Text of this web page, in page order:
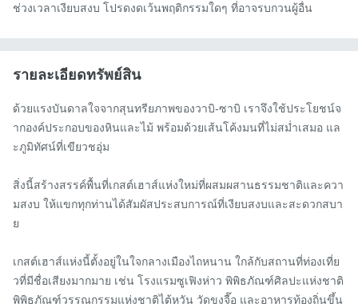
ช่วงเวลาเงียบสงบ โปรดงดเว้นพฤติกรรมใดๆ ที่อาจรบกวนผู้อื่น
รายละเอียดทรัพย์สิน
ด้วยแรงบันดาลใจจากสุนทรียภาพของวาบิ-ซาบิ เราจึงใช้ประโยชน์จ
ากองค์ประกอบของหินและไม้ พร้อมด้วยเส้นโค้งมนที่ไม่สม่ำเสมอ แล
ะภูมิทัศน์ที่เขียวชอุ่ม
สิ่งนี้สร้างสรรค์พื้นที่เกสต์เฮาส์แห่งใหม่ที่ผสมผสานธรรมชาติและควา
มสงบ ให้แขกทุกท่านได้สัมผัสประสบการณ์ที่เงียบสงบและสะดวกสบา
ย
เกสต์เฮาส์แห่งนี้ตั้งอยู่ในใจกลางเมืองไถหนาน ใกล้กับสถานที่ท่องเที่ย
วที่มีชื่อเสียงมากมาย เช่น โรงแรมซูเฟิงห่าว พิพิธภัณฑ์ศิลปะแห่งชาติ
พิพิธภัณฑ์วรรณกรรมแห่งชาติไต้หวัน วัดขงจื๊อ และอาหารท้องถิ่นขึ้น